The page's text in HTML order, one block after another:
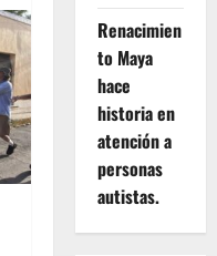
Renacimien
to Maya
hace
historia en
atención a
personas
autistas.